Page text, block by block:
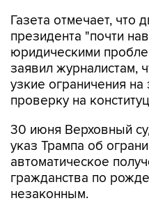
Газета отмечает, что
президента "почти
юридическими
заявил журналистам,
узкие ограничения на
проверку на
30 июня Верховный
указ Трампа об
автоматическое
гражданства по
незаконным.